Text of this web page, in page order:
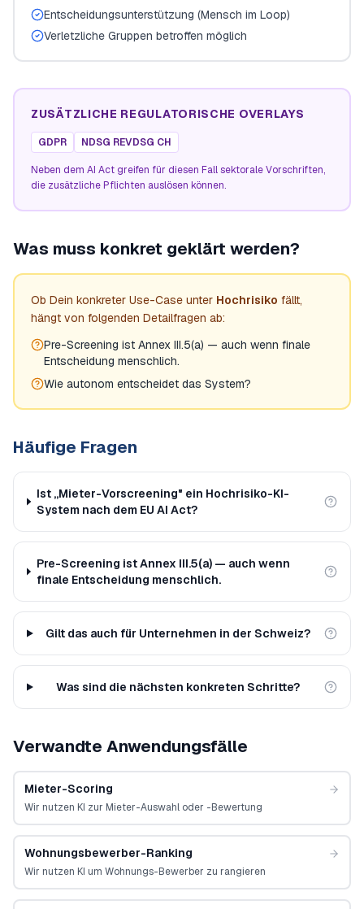
Entscheidungsunterstützung (Mensch im Loop)
Verletzliche Gruppen betroffen möglich
ZUSÄTZLICHE REGULATORISCHE OVERLAYS
GDPR NDSG REVDSG CH
Neben dem AI Act greifen für diesen Fall sektorale Vorschriften,
die zusätzliche Pflichten auslösen können.
Was muss konkret geklärt werden?
Ob Dein konkreter Use-Case unter Hochrisiko fällt,
hängt von folgenden Detailfragen ab:
Pre-Screening ist Annex III.5(a) — auch wenn finale
Entscheidung menschlich.
Wie autonom entscheidet das System?
Häufige Fragen
Ist „Mieter-Vorscreening" ein Hochrisiko-KI-
System nach dem EU AI Act?
Pre-Screening ist Annex III.5(a) — auch wenn
finale Entscheidung menschlich.
Gilt das auch für Unternehmen in der Schweiz?
Was sind die nächsten konkreten Schritte?
Verwandte Anwendungsfälle
Mieter-Scoring
Wir nutzen KI zur Mieter-Auswahl oder -Bewertung
Wohnungsbewerber-Ranking
Wir nutzen KI um Wohnungs-Bewerber zu rangieren